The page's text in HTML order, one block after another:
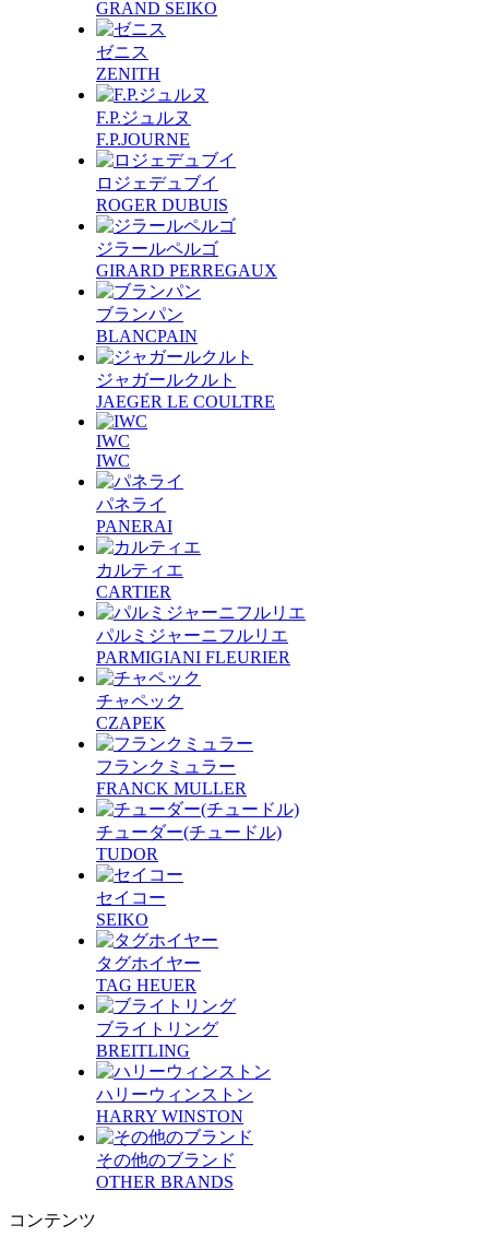
GRAND SEIKO
ゼニス
ZENITH
F.P.ジュルヌ
F.P.JOURNE
ロジェデュブイ
ROGER DUBUIS
ジラールペルゴ
GIRARD PERREGAUX
ブランパン
BLANCPAIN
ジャガールクルト
JAEGER LE COULTRE
IWC
IWC
パネライ
PANERAI
カルティエ
CARTIER
パルミジャーニフルリエ
PARMIGIANI FLEURIER
チャペック
CZAPEK
フランクミュラー
FRANCK MULLER
チューダー(チュードル)
TUDOR
セイコー
SEIKO
タグホイヤー
TAG HEUER
ブライトリング
BREITLING
ハリーウィンストン
HARRY WINSTON
その他のブランド
OTHER BRANDS
コンテンツ